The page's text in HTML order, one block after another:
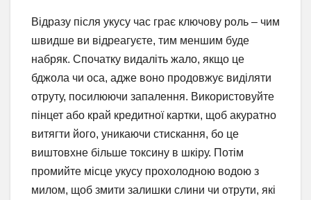
Відразу після укусу час грає ключову роль – чим
швидше ви відреагуєте, тим меншим буде
набряк. Спочатку видаліть жало, якщо це
бджола чи оса, адже воно продовжує виділяти
отруту, посилюючи запалення. Використовуйте
пінцет або край кредитної картки, щоб акуратно
витягти його, уникаючи стискання, бо це
виштовхне більше токсину в шкіру. Потім
промийте місце укусу прохолодною водою з
милом, щоб змити залишки слини чи отрути, які